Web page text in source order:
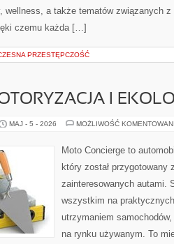
wellness, a także tematów związanych
czemu każda […]
PRZESTĘPCZOŚĆ
I
MAJ - 5 - 2026 MOŻLIWOŚĆ
Moto Concierge to
który został przygotowany
zainteresowanych autami.
wszystkim na
utrzymaniem
na rynku używanym. To